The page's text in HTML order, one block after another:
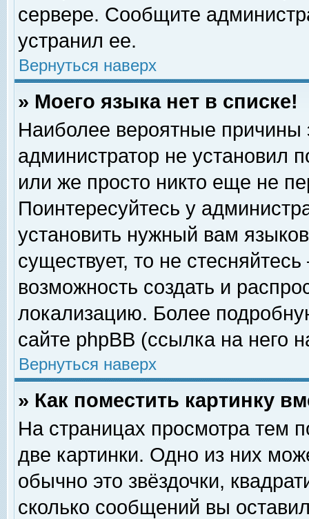
сервере. Сообщите
устранил ее.
Вернуться наверх
» Моего языка нет в списке!
Наиболее вероятные причины
администратор не установил
или же просто никто еще не
Поинтересуйтесь у
установить нужный вам
существует, то не
возможность создать и
локализацию. Более
сайте phpBB (ссылка на него
Вернуться наверх
» Как поместить картинку
На страницах просмотра тем
две картинки. Одно из них
обычно это звёздочки,
сколько сообщений вы